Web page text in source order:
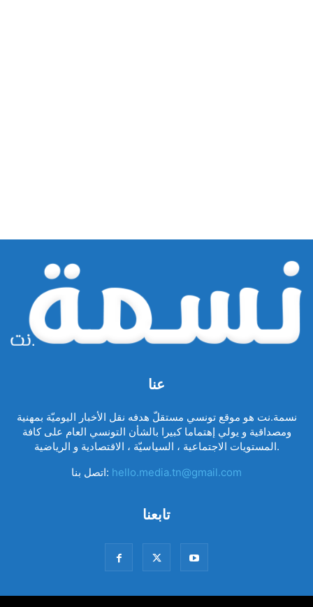
عنا
نسمة.نت هو موقع تونسي مستقلّ هدفه نقل الأخبار اليوميّة بمهنية
ومصداقية و يولي إهتماما كبيرا بالشأن التونسي العام على كافة
المستويات الاجتماعية ، السياسيّة ، الاقتصادية و الرياضية.
اتصل بنا: hello.media.tn@gmail.com
تابعنا